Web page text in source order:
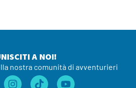
A NOI!
nostra comunità di avventurieri